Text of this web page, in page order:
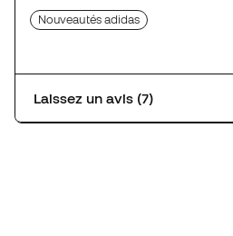
Nouveautés adidas
Laissez un avis (7)